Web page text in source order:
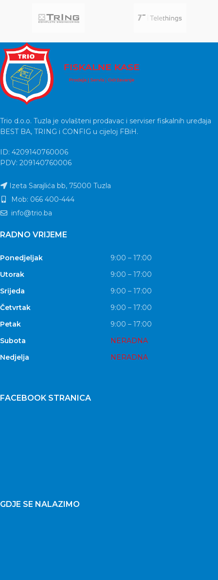
Trio d.o.o. Tuzla je ovlašteni prodavac i serviser fiskalnih uređaja
BEST BA, TRING i CONFIG u cijeloj FBiH.
ID: 4209140760006
PDV: 209140760006
Izeta Sarajlića bb, 75000 Tuzla
Mob: 066 400-444
info@trio.ba
RADNO VRIJEME
Ponedjeljak
9:00 – 17:00
Utorak
9:00 – 17:00
Srijeda
9:00 – 17:00
Četvrtak
9:00 – 17:00
Petak
9:00 – 17:00
Subota
NERADNA
Nedjelja
NERADNA
FACEBOOK STRANICA
GDJE SE NALAZIMO